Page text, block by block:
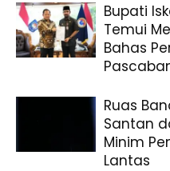
Bupati
Temui
Bahas
Ruas
Santan
Minim
Lantas